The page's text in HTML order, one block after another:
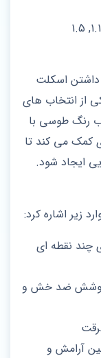
اسکلت
از انتخاب های
رنگ طوسی با
کمک می کند تا
ایجاد شود.
زیر اشاره کرد:
چند نقطه‌ ای
پوشش ضد خش و
آرامش و